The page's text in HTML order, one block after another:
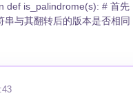
数字字符，这样我们就能只
# 应该输出: True
"amanaplanacanalpanama"